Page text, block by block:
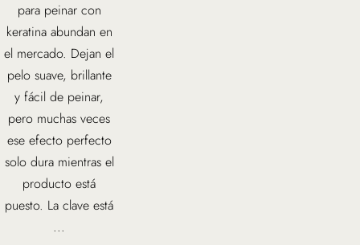
para peinar con
keratina abundan en
el mercado. Dejan el
pelo suave, brillante
y fácil de peinar,
pero muchas veces
ese efecto perfecto
solo dura mientras el
producto está
puesto. La clave está
...